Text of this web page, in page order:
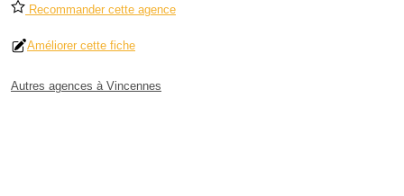
Recommander cette agence
Améliorer cette fiche
Autres agences à Vincennes